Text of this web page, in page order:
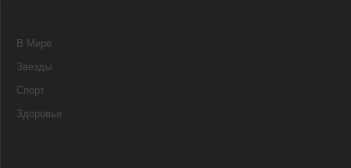
В Мире
Звезды
Спорт
Здоровье